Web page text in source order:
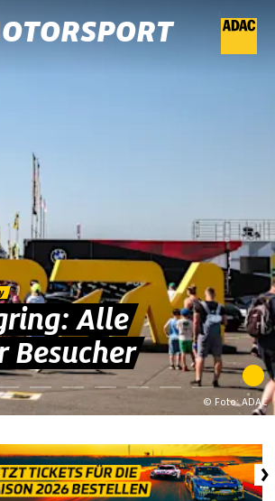
© Foto: ADAC
Alle
Besucher